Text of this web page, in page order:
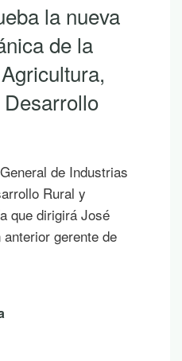
la nueva
de la
de Industrias
Rural y
que dirigirá José
gerente de